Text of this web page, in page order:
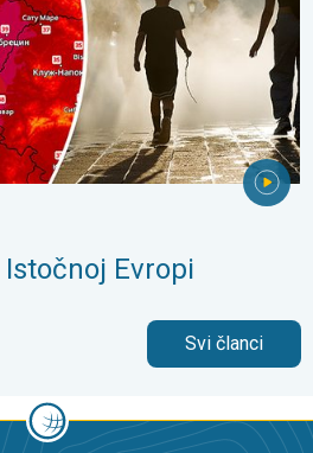
Evropi
Svi članci